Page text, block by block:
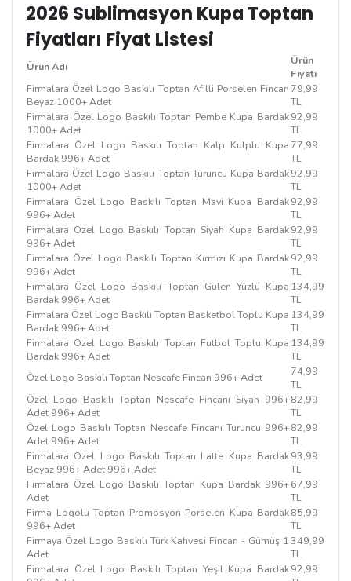
2026 Sublimasyon Kupa Toptan
Fiyatları Fiyat Listesi
Ürün Adı
Ürün
Fiyatı
Firmalara Özel Logo Baskılı Toptan Afilli Porselen Fincan
Beyaz 1000+ Adet
79,99
TL
Firmalara Özel Logo Baskılı Toptan Pembe Kupa Bardak
1000+ Adet
92,99
TL
Firmalara Özel Logo Baskılı Toptan Kalp Kulplu Kupa
Bardak 996+ Adet
77,99
TL
Firmalara Özel Logo Baskılı Toptan Turuncu Kupa Bardak
1000+ Adet
92,99
TL
Firmalara Özel Logo Baskılı Toptan Mavi Kupa Bardak
996+ Adet
92,99
TL
Firmalara Özel Logo Baskılı Toptan Siyah Kupa Bardak
996+ Adet
92,99
TL
Firmalara Özel Logo Baskılı Toptan Kırmızı Kupa Bardak
996+ Adet
92,99
TL
Firmalara Özel Logo Baskılı Toptan Gülen Yüzlü Kupa
Bardak 996+ Adet
134,99
TL
Firmalara Özel Logo Baskılı Toptan Basketbol Toplu Kupa
Bardak 996+ Adet
134,99
TL
Firmalara Özel Logo Baskılı Toptan Futbol Toplu Kupa
Bardak 996+ Adet
134,99
TL
Özel Logo Baskılı Toptan Nescafe Fincan 996+ Adet
74,99
TL
Özel Logo Baskılı Toptan Nescafe Fincanı Siyah 996+
Adet 996+ Adet
82,99
TL
Özel Logo Baskılı Toptan Nescafe Fincanı Turuncu 996+
Adet 996+ Adet
82,99
TL
Firmalara Özel Logo Baskılı Toptan Latte Kupa Bardak
Beyaz 996+ Adet 996+ Adet
93,99
TL
Firmalara Özel Logo Baskılı Toptan Kupa Bardak 996+
Adet
67,99
TL
Firma Logolu Toptan Promosyon Porselen Kupa Bardak
996+ Adet
85,99
TL
Firmaya Özel Logo Baskılı Türk Kahvesi Fincan - Gümüş 1
Adet
349,99
TL
Firmalara Özel Logo Baskılı Toptan Yeşil Kupa Bardak92,99